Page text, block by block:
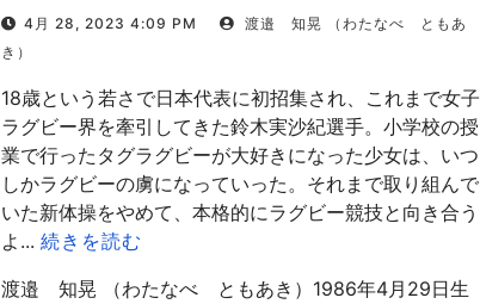
選手4月 28, 2023 4:09 PM
渡邉 知晃 （わたなべ ともあ
き）
18歳という若さで日本代表に初招集され、これまで女子
ラグビー界を牽引してきた鈴木実沙紀選手。小学校の授
業で行ったタグラグビーが大好きになった少女は、いつ
しかラグビーの虜になっていった。それまで取り組んで
いた新体操をやめて、本格的にラグビー競技と向き合う
よ... 続きを読む
渡邉 知晃 （わたなべ ともあき）1986年4月29日生